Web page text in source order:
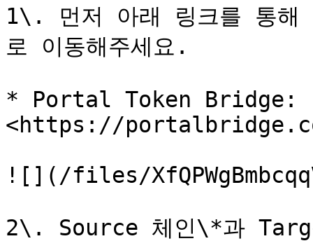
1\. 먼저 아래 링크를 통
로 이동해주세요.
* Portal Token Bridge:
<https://
![](/files/
2\. Source 체인\*과